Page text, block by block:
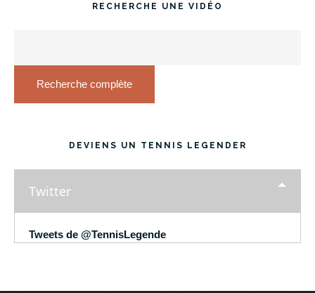
RECHERCHE UNE VIDÉO
Recherche complète
DEVIENS UN TENNIS LEGENDER
Twitter
Tweets de @TennisLegende